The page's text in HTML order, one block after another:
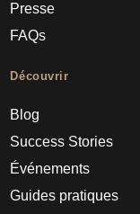
Presse
FAQs
Découvrir
Blog
Success Stories
Événements
Guides pratiques